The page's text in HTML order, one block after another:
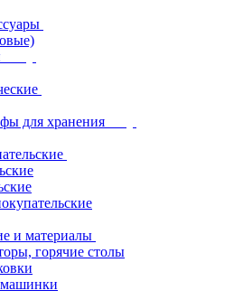
для хранения
и материалы
горячие столы